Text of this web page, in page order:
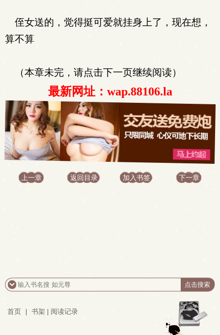
侄女送的，觉得挺可爱就挂身上了，现在想，
算不算
（本章未完，请点击下一页继续阅读）
最新网址：wap.88106.la
上一章 返回目录 加入书签 下一章
首页 书架 阅读记录